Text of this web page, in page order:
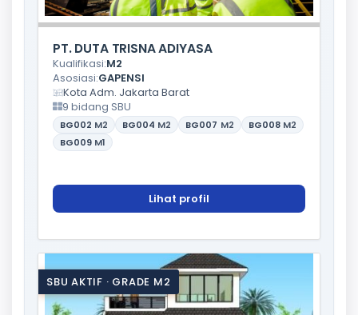
PT. DUTA TRISNA ADIYASA
Kualifikasi:M2
Asosiasi:GAPENSI
Kota Adm. Jakarta Barat
9 bidang SBU
BG002 M2 BG004 M2 BG007 M2 BG008 M2
BG009 M1
Lihat profil
SBU AKTIF · GRADE M2